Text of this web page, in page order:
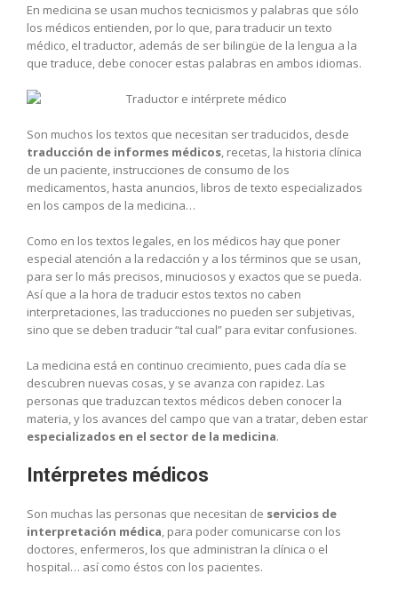
En medicina se usan muchos tecnicismos y palabras que sólo
los médicos entienden, por lo que, para traducir un texto
médico, el traductor, además de ser bilingüe de la lengua a la
que traduce, debe conocer estas palabras en ambos idiomas.
Son muchos los textos que necesitan ser traducidos, desde
traducción de informes médicos, recetas, la historia clínica
de un paciente, instrucciones de consumo de los
medicamentos, hasta anuncios, libros de texto especializados
en los campos de la medicina…
Como en los textos legales, en los médicos hay que poner
especial atención a la redacción y a los términos que se usan,
para ser lo más precisos, minuciosos y exactos que se pueda.
Así que a la hora de traducir estos textos no caben
interpretaciones, las traducciones no pueden ser subjetivas,
sino que se deben traducir “tal cual” para evitar confusiones.
La medicina está en continuo crecimiento, pues cada día se
descubren nuevas cosas, y se avanza con rapidez. Las
personas que traduzcan textos médicos deben conocer la
materia, y los avances del campo que van a tratar, deben estar
especializados en el sector de la medicina.
Intérpretes médicos
Son muchas las personas que necesitan de servicios de
interpretación médica, para poder comunicarse con los
doctores, enfermeros, los que administran la clínica o el
hospital… así como éstos con los pacientes.